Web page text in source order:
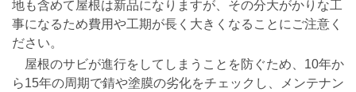
地も含めて屋根は新品になりますが、その分大がかりな工
事になるため費用や工期が長く大きくなることにご注意く
ださい。
屋根のサビが進行をしてしまうことを防ぐため、10年か
ら15年の周期で錆や塗膜の劣化をチェックし、メンテナン